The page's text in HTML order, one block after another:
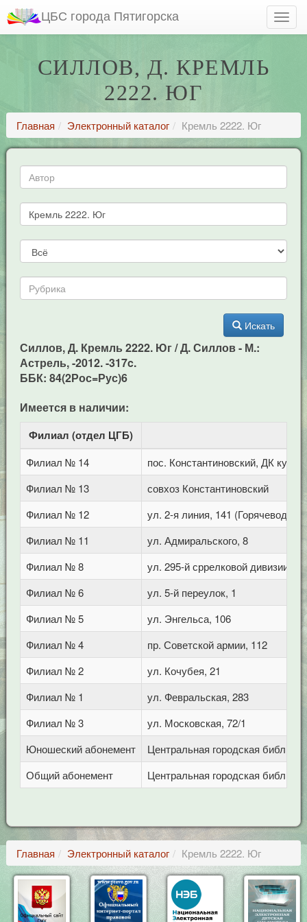
ЦБС города Пятигорска
СИЛЛОВ, Д. КРЕМЛЬ
2222. ЮГ
Главная Электронный каталог Кремль 2222. Юг
Искать
Силлов, Д. Кремль 2222. Юг / Д. Силлов - М.:
Астрель, -2012. -317c.
ББК: 84(2Рос=Рус)6
Имеется в наличии:
Филиал (отдел ЦГБ)
Филиал № 14
пос. Константиновский, ДК
Филиал № 13
совхоз Константиновский
Филиал № 12
ул. 2-я линия, 141 (Горячеводск)
Филиал № 11
ул. Адмиральского, 8
Филиал № 8
ул. 295-й сррелковой дивизии,
Филиал № 6
ул. 5-й переулок, 1
Филиал № 5
ул. Энгельса, 106
Филиал № 4
пр. Советской армии, 112
Филиал № 2
ул. Кочубея, 21
Филиал № 1
ул. Февральская, 283
Филиал № 3
ул. Московская, 72/1
Юношеский абонемент
Центральная городская
Общий абонемент
Центральная городская
Главная Электронный каталог Кремль 2222. Юг